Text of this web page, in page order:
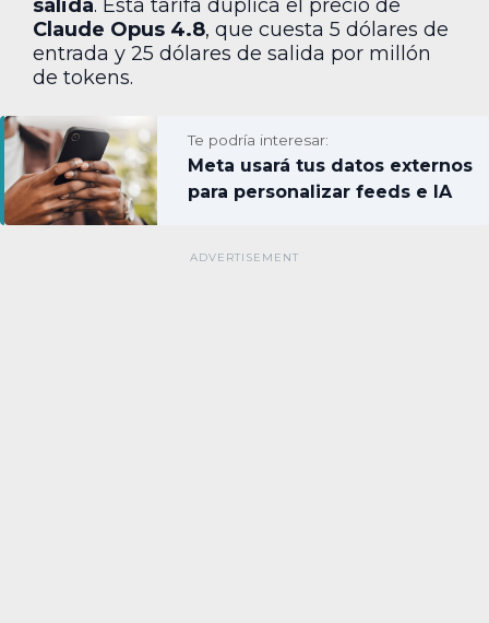
salida. Esta tarifa duplica el precio de
Claude Opus 4.8, que cuesta 5 dólares de
entrada y 25 dólares de salida por millón
de tokens.
Te podría interesar:
Meta usará tus datos externos
para personalizar feeds e IA